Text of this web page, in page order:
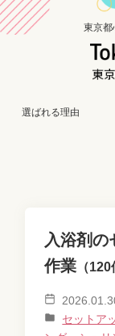
東京都
選ばれる理由
入浴剤の
作業 （120
セットア